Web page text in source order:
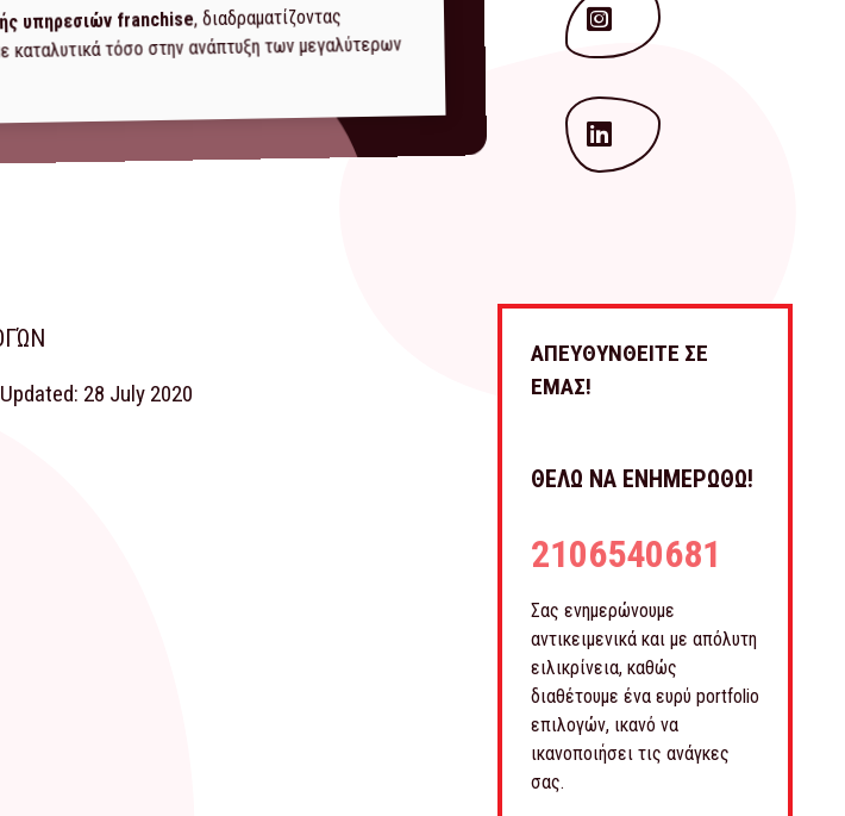
υπηρεσιών franchise, διαδραματίζοντας
καταλυτικά τόσο στην ανάπτυξη των μεγαλύτερων
28 July 2020
ΑΠΕΥΘΥΝΘΕΙΤΕ ΣΕ
ΕΜΑΣ!
ΘΕΛΩ ΝΑ ΕΝΗΜΕΡΩΘΩ!
2106540681
Σας ενημερώνουμε
αντικειμενικά και με απόλυτη
ειλικρίνεια, καθώς
διαθέτουμε ένα ευρύ portfolio
επιλογών, ικανό να
ικανοποιήσει τις ανάγκες
σας.